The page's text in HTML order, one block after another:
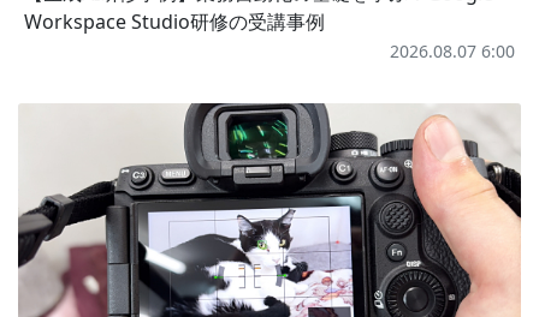
Workspace Studio研修の受講事例
2026.08.07 6:00